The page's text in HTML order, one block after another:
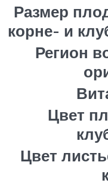
Размер
корне- и
Регион
Цвет
Цвет